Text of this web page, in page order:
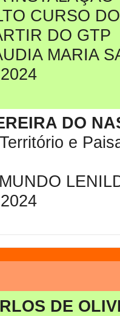
CURSO
DO GTP
MARIA
DO
e
DE